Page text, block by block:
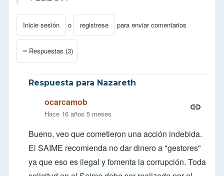
Inicie sesión o registrese para enviar comentarios
Respuestas (3)
Respuesta para Nazareth
ocarcamob
Hace 16 años 5 meses
Bueno, veo que cometieron una acción indebida.
El SAIME recomienda no dar dinero a "gestores"
ya que eso es ilegal y fomenta la corrupción. Toda